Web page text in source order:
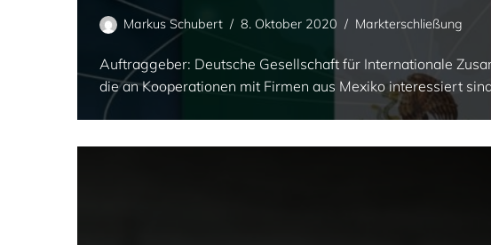
Markus Schubert 8. Oktober 2020 Markterschließung
Auftraggeber: Deutsche Gesellschaft für Internationale
die an Kooperationen mit Firmen aus Mexiko interessiert